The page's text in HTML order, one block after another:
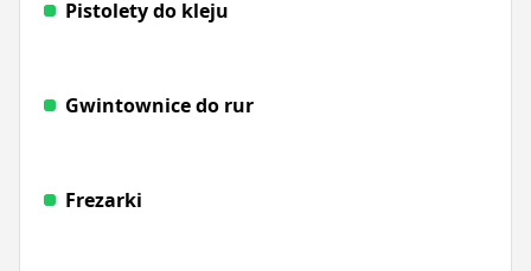
Pistolety do kleju
Gwintownice do rur
Frezarki